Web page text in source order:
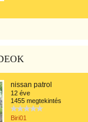
nissan patrol
12 éve
1455 megtekintés
Biri01